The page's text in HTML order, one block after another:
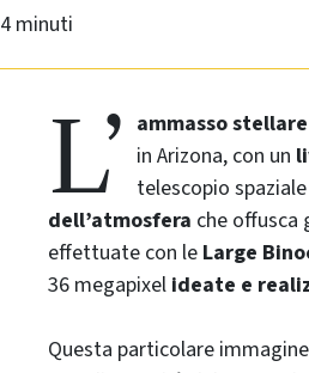
4 minuti
L’ ammasso stellare
in Arizona, con un
telescopio spaziale
dell’atmosfera che offusca
effettuate con le Large
36 megapixel ideate e
Questa particolare